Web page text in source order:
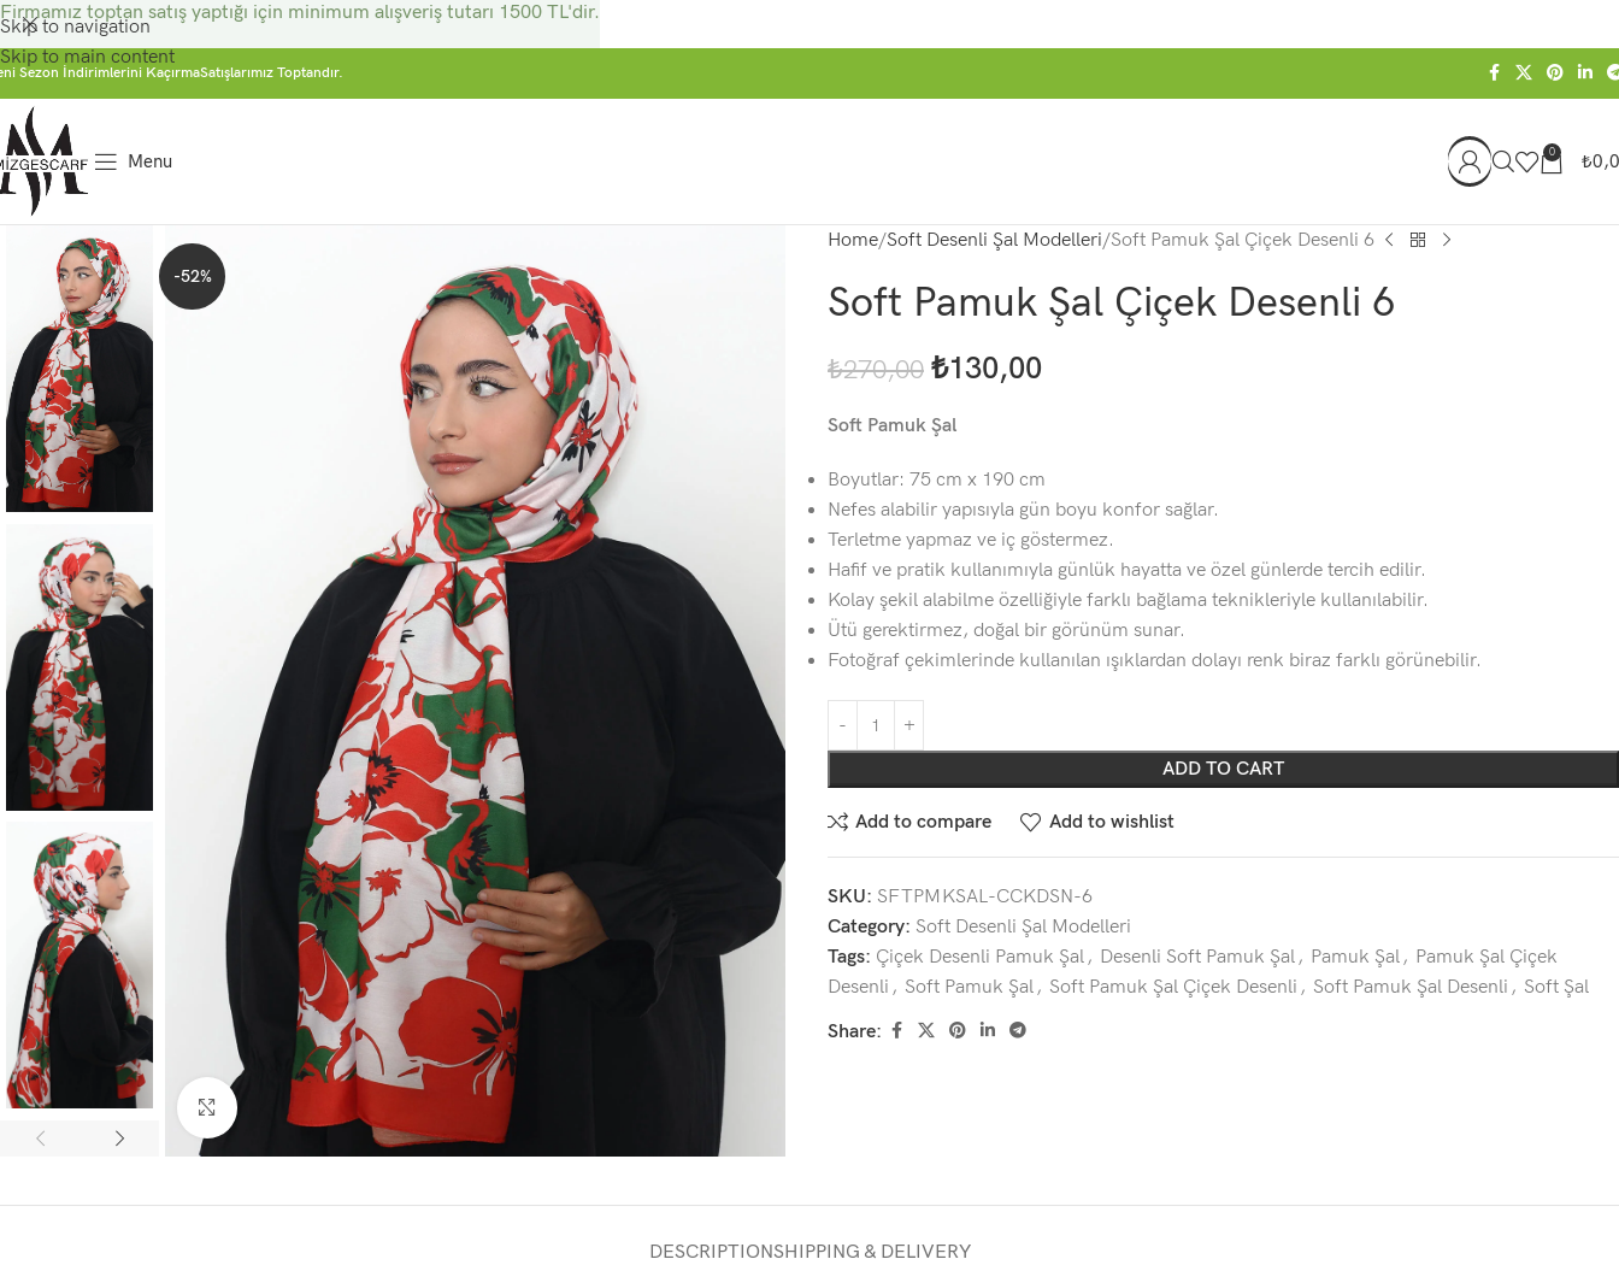
Skip to navigation
Skip to main content
Sezon İndirimlerini KaçırmaSatışlarımız Toptandır.
Menu 0 ₺
-52%
Click to enlarge
Home Soft Desenli Şal Modelleri Soft Pamuk Şal Çiçek Desenli 6
Soft Pamuk Şal Çiçek Desenli 6
₺270,00 ₺130,00
Soft Pamuk Şal
Boyutlar: 75 cm x 190 cm
Nefes alabilir yapısıyla gün boyu konfor sağlar.
Terletme yapmaz ve iç göstermez.
Hafif ve pratik kullanımıyla günlük hayatta ve özel günlerde tercih edilir.
Kolay şekil alabilme özelliğiyle farklı bağlama teknikleriyle kullanılabilir.
Ütü gerektirmez, doğal bir görünüm sunar.
Fotoğraf çekimlerinde kullanılan ışıklardan dolayı renk biraz farklı görünebilir.
ADD TO CART
Add to compare Add to wishlist
SKU: SFTPMKSAL-CCKDSN-6
Category: Soft Desenli Şal Modelleri
Tags: Çiçek Desenli Pamuk Şal, Desenli Soft Pamuk Şal, Pamuk Şal, Pamuk Şal Çiçek
Desenli , Soft Pamuk Şal, Soft Pamuk Şal Çiçek Desenli , Soft Pamuk Şal Desenli , Soft Şal
Share:
DESCRIPTIONSHIPPING & DELIVERY
Firmamız toptan satış yaptığı için minimum alışveriş tutarı 1500 TL'dir.